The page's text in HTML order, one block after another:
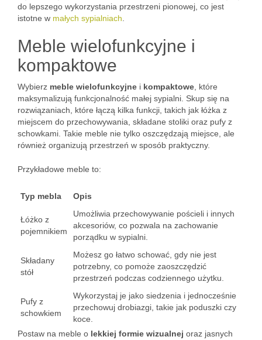
do lepszego wykorzystania przestrzeni pionowej, co jest
istotne w małych sypialniach
Meble wielofunkcyjne i
kompaktowe
Wybierz meble wielofunkcyjne i kompaktowe , które
maksymalizują funkcjonalność małej sypialni. Skup się na
rozwiązaniach, które łączą kilka funkcji, takich jak łóżka z
miejscem do przechowywania, składane stoliki oraz pufy z
schowkami. Takie meble nie tylko oszczędzają miejsce, ale
również organizują przestrzeń w sposób praktyczny.
Przykładowe meble to:
Typ mebla Opis
Łóżko z
pojemnikiem
Umożliwia przechowywanie pościeli i innych
akcesoriów, co pozwala na zachowanie
porządku w sypialni.
Składany
stół
Możesz go łatwo schować, gdy nie jest
potrzebny, co pomoże zaoszczędzić
przestrzeń podczas codziennego użytku.
Pufy z
schowkiem
Wykorzystaj je jako siedzenia i jednocześnie
przechowuj drobiazgi, takie jak poduszki czy
koce.
Postaw na meble o lekkiej formie wizualnej oraz jasnych